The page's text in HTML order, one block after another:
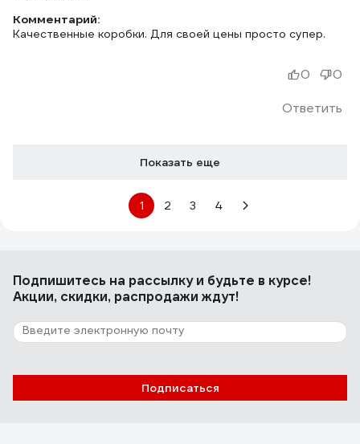
Комментарий:
Качественные коробки. Для своей цены просто супер.
Ответить
0 0
Показать еще
1 2 3 4
Подпишитесь на рассылкуи будьте в курсе!
Акции, скидки, распродажи ждут!
Подписаться